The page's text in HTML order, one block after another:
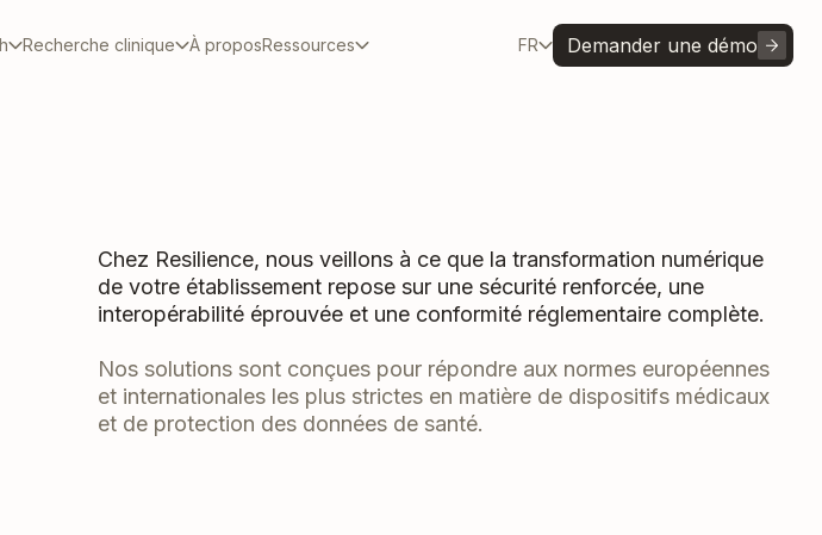
Recherche clinique À proposRessources FR Demander une démo
Chez Resilience, nous veillons à ce que la transformation numérique
de votre établissement repose sur une sécurité renforcée, une
interopérabilité éprouvée et une conformité réglementaire complète.
Nos solutions sont conçues pour répondre aux normes européennes
et internationales les plus strictes en matière de dispositifs médicaux
et de protection des données de santé.